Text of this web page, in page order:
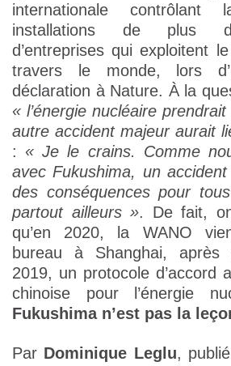
internationale
installations de plus
d’entreprises qui exploitent
travers le monde, lors
déclaration à Nature. À la
« l’énergie nucléaire
autre accident majeur aurait
: « Je le crains. Comme
avec Fukushima, un
des conséquences pour
partout ailleurs ». De fait,
qu’en 2020, la WANO
bureau à Shanghai,
2019, un protocole d’accord
chinoise pour l’énergie
Fukushima n’est pas la
Par Dominique Leglu,